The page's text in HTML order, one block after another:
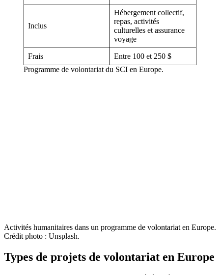
Inclus
Hébergement collectif,
repas, activités
culturelles et assurance
voyage
Frais
Entre 100 et 250 $
Programme de volontariat du SCI en Europe.
Activités humanitaires dans un programme de volontariat en Europe.
Crédit photo : Unsplash.
Types de projets de volontariat en Europe